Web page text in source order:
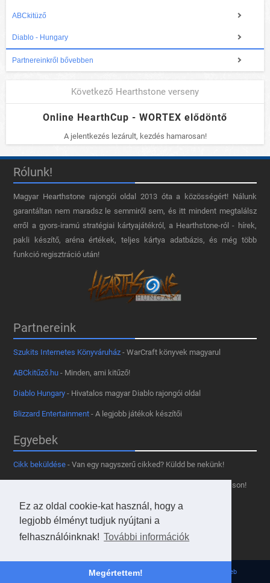
Ez az oldal cookie-kat használ, hogy a
legjobb élményt tudjuk nyújtani a
felhasználóinknak! További információk
Megértettem!
ABCkitüző
Diablo - Hungary
Partnereinkről bővebben
Következő Hearthstone verseny
Online HearthCup - WORTEX elődöntő
A jelentkezés lezárult, kezdés hamarosan!
Rólunk!
Magyar Hearthstone​ rajongói oldal 2013 óta a közösségért! Nálunk
garantáltan nem maradsz le semmiről sem, és itt mindent megtalálsz
erről a gyors-iramú stratégiai kártyajátékról, a Hearthstone-ról - hírek,
pakli készítő, aréna értékek, teljes kártya adatbázis, és még több
funkció regisztráció után!
Partnereink
Szukits Internetes Könyváruház - WarCraft könyvek magyarul
ABCkitűző.hu - Minden, ami kitűző!
Diablo Hungary - Hivatalos magyar Diablo rajongói oldal
Blizzard Entertainment - A legjobb játékok készítői
Egyebek
Cikk beküldése - Van egy nagyszerű cikked? Küldd be nekünk!
- Tetszik az oldal? Segíts, hogy fennmaradhasson!
Kapcsolat, médiaajánlat- Lépj velünk kapcsolatba!
Használd a tooltipünket- A saját oldaladon is!
© 2013 - 2026 Hearthstone Hungary v31.3.0 - Borovi Bence | Powered by JsWeb